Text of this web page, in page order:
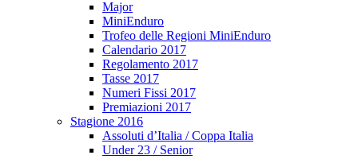
Major
MiniEnduro
Trofeo delle Regioni MiniEnduro
Calendario 2017
Regolamento 2017
Tasse 2017
Numeri Fissi 2017
Premiazioni 2017
Stagione 2016
Assoluti d’Italia / Coppa Italia
Under 23 / Senior